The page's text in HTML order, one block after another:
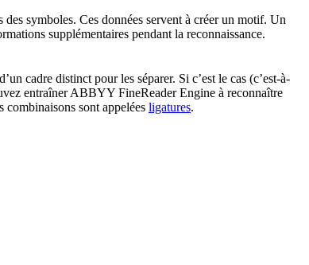
symboles. Ces données servent à créer un motif. Un
supplémentaires pendant la reconnaissance.
cadre distinct pour les séparer. Si c’est le cas (c’est-à-
entraîner ABBYY FineReader Engine à reconnaître
combinaisons sont appelées ligatures.